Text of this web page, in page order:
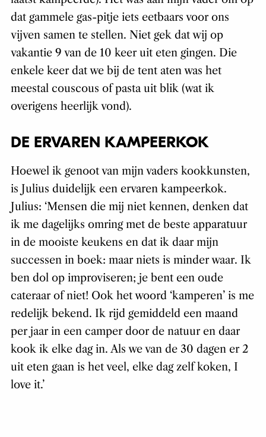
dat gammele gas-pitje iets eetbaars voor ons
vijven samen te stellen. Niet gek dat wij op
vakantie 9 van de 10 keer uit eten gingen. Die
enkele keer dat we bij de tent aten was het
meestal couscous of pasta uit blik (wat ik
overigens heerlijk vond).
DE ERVAREN KAMPEERKOK
Hoewel ik genoot van mijn vaders kookkunsten,
is Julius duidelijk een ervaren kampeerkok.
Julius: ‘Mensen die mij niet kennen, denken dat
ik me dagelijks omring met de beste apparatuur
in de mooiste keukens en dat ik daar mijn
successen in boek: maar niets is minder waar. Ik
ben dol op improviseren; je bent een oude
cateraar of niet! Ook het woord ‘kamperen’ is me
redelijk bekend. Ik rijd gemiddeld een maand
per jaar in een camper door de natuur en daar
kook ik elke dag in. Als we van de 30 dagen er 2
uit eten gaan is het veel, elke dag zelf koken, I
love it.’